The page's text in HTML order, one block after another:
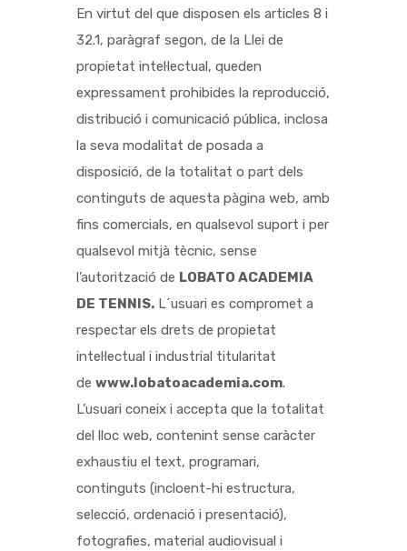
En virtut del que disposen els articles 8 i
32.1, paràgraf segon, de la Llei de
propietat intel·lectual, queden
expressament prohibides la reproducció,
distribució i comunicació pública, inclosa
la seva modalitat de posada a
disposició, de la totalitat o part dels
continguts de aquesta pàgina web, amb
fins comercials, en qualsevol suport i per
qualsevol mitjà tècnic, sense
l’autorització de LOBATO ACADEMIA
DE TENNIS. L´usuari es compromet a
respectar els drets de propietat
intel·lectual i industrial titularitat
de www.lobatoacademia.com.
L’usuari coneix i accepta que la totalitat
del lloc web, contenint sense caràcter
exhaustiu el text, programari,
continguts (incloent-hi estructura,
selecció, ordenació i presentació),
fotografies, material audiovisual i